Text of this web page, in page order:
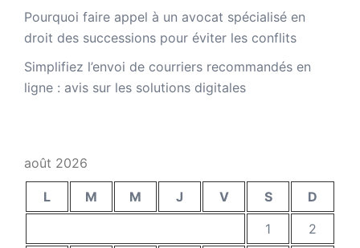
Pourquoi faire appel à un avocat spécialisé en
droit des successions pour éviter les conflits
Simplifiez l’envoi de courriers recommandés en
ligne : avis sur les solutions digitales
août 2026
L M M J V S
D
1
2